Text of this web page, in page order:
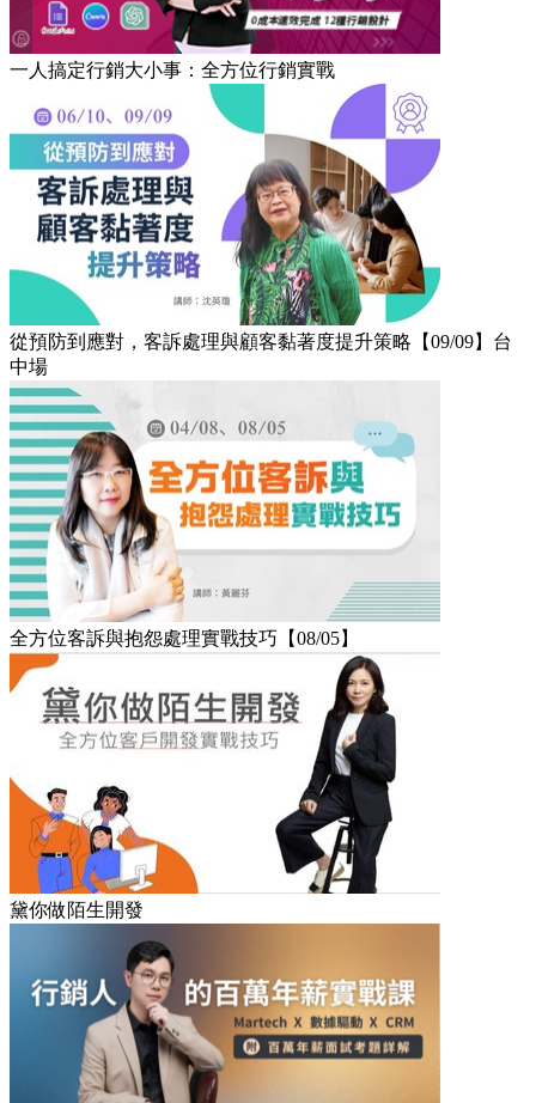
一人搞定行銷大小事：全方位行銷實戰
從預防到應對，客訴處理與顧客黏著度提升策略【09/09】台
中場
全方位客訴與抱怨處理實戰技巧【08/05】
黛你做陌生開發